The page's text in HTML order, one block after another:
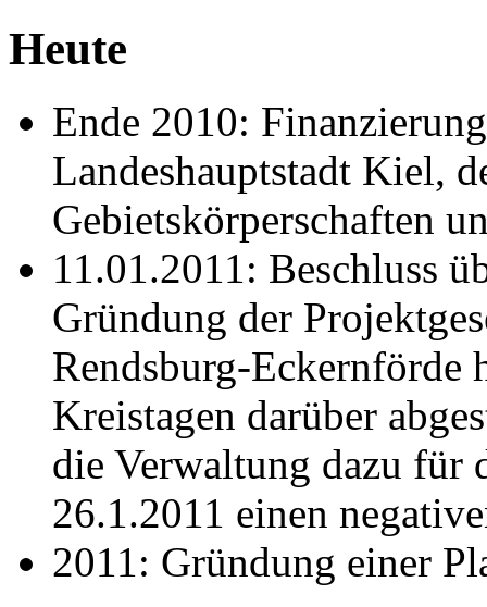
Heute
Ende 2010:
Landeshauptstadt Kiel,
Gebietskörperschaften
11.01.2011: Beschluss
Gründung der
Rendsburg-Eckernförde
Kreistagen darüber
die Verwaltung dazu für
26.1.2011 einen
2011: Gründung einer